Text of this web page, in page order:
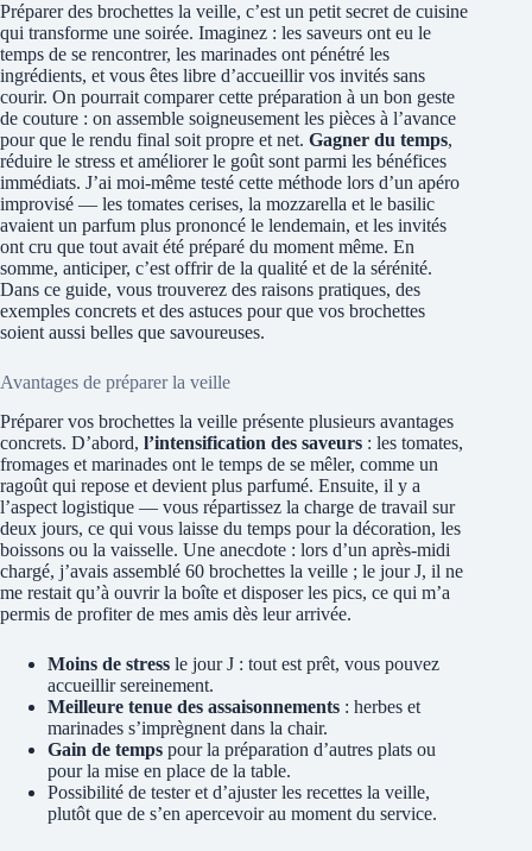
Préparer des brochettes la veille, c’est un petit secret de cuisine
qui transforme une soirée. Imaginez : les saveurs ont eu le
temps de se rencontrer, les marinades ont pénétré les
ingrédients, et vous êtes libre d’accueillir vos invités sans
courir. On pourrait comparer cette préparation à un bon geste
de couture : on assemble soigneusement les pièces à l’avance
pour que le rendu final soit propre et net. Gagner du temps,
réduire le stress et améliorer le goût sont parmi les bénéfices
immédiats. J’ai moi-même testé cette méthode lors d’un apéro
improvisé — les tomates cerises, la mozzarella et le basilic
avaient un parfum plus prononcé le lendemain, et les invités
ont cru que tout avait été préparé du moment même. En
somme, anticiper, c’est offrir de la qualité et de la sérénité.
Dans ce guide, vous trouverez des raisons pratiques, des
exemples concrets et des astuces pour que vos brochettes
soient aussi belles que savoureuses.
Avantages de préparer la veille
Préparer vos brochettes la veille présente plusieurs avantages
concrets. D’abord, l’intensification des saveurs : les tomates,
fromages et marinades ont le temps de se mêler, comme un
ragoût qui repose et devient plus parfumé. Ensuite, il y a
l’aspect logistique — vous répartissez la charge de travail sur
deux jours, ce qui vous laisse du temps pour la décoration, les
boissons ou la vaisselle. Une anecdote : lors d’un après-midi
chargé, j’avais assemblé 60 brochettes la veille ; le jour J, il ne
me restait qu’à ouvrir la boîte et disposer les pics, ce qui m’a
permis de profiter de mes amis dès leur arrivée.
Moins de stress le jour J : tout est prêt, vous pouvez
accueillir sereinement.
Meilleure tenue des assaisonnements : herbes et
marinades s’imprègnent dans la chair.
Gain de temps pour la préparation d’autres plats ou
pour la mise en place de la table.
Possibilité de tester et d’ajuster les recettes la veille,
plutôt que de s’en apercevoir au moment du service.